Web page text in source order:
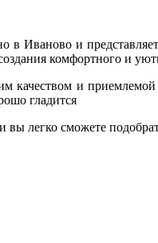
в Иваново и
комфортного и
качеством и
гладится
легко сможете